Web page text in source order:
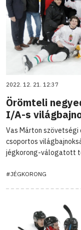
2022. 12. 21. 12:37
Örömteli
I/A-s
Vas Márton
csoportos
jégkorong-válogatott
#JÉGKORONG